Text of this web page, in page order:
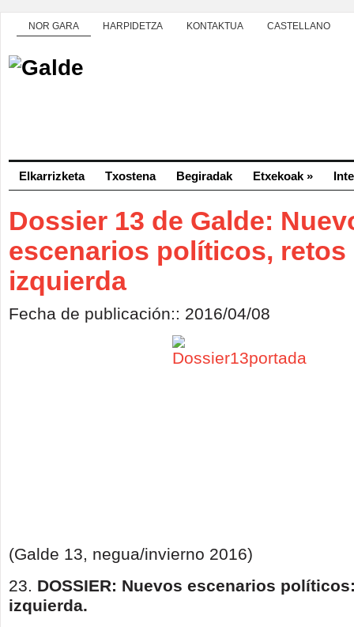
NOR GARA HARPIDETZA KONTAKTUA CASTELLANO
Elkarrizketa Txostena Begiradak Etxekoak »
Dossier 13 de Galde:
escenarios políticos, retos
izquierda
Fecha de publicación:: 2016/04/08
(Galde 13, negua/invierno 2016)
23. DOSSIER: Nuevos escenarios
izquierda.